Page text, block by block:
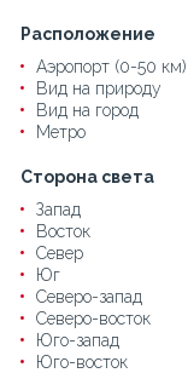
Расположение
Аэропорт (0-50 км)
Вид на природу
Вид на город
Метро
Сторона света
Запад
Восток
Север
Юг
Северо-запад
Северо-восток
Юго-запад
Юго-восток